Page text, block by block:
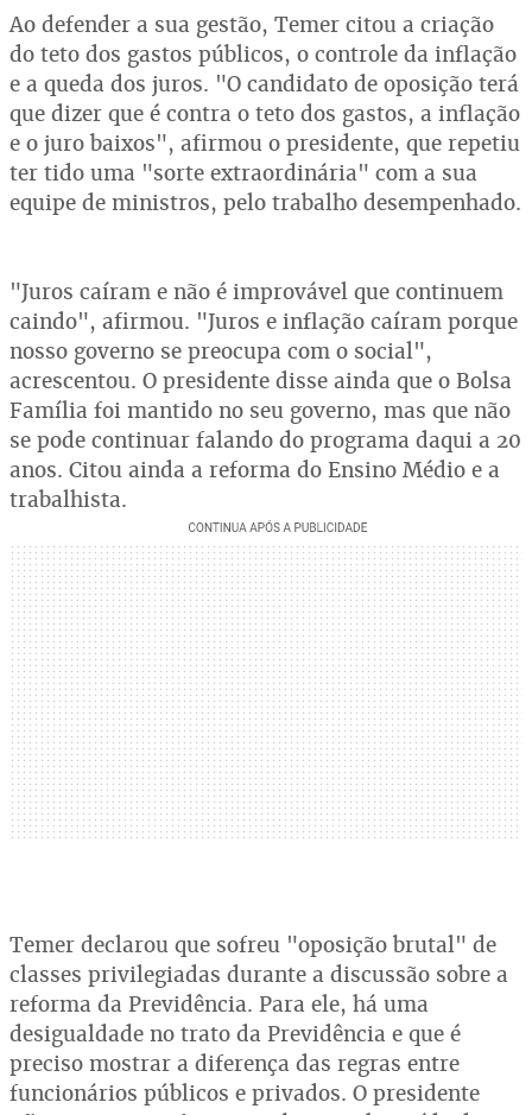
Ao defender a sua gestão, Temer citou a criação
do teto dos gastos públicos, o controle da inflação
e a queda dos juros. "O candidato de oposição terá
que dizer que é contra o teto dos gastos, a inflação
e o juro baixos", afirmou o presidente, que repetiu
ter tido uma "sorte extraordinária" com a sua
equipe de ministros, pelo trabalho desempenhado.
"Juros caíram e não é improvável que continuem
caindo", afirmou. "Juros e inflação caíram porque
nosso governo se preocupa com o social",
acrescentou. O presidente disse ainda que o Bolsa
Família foi mantido no seu governo, mas que não
se pode continuar falando do programa daqui a 20
anos. Citou ainda a reforma do Ensino Médio e a
trabalhista.
Temer declarou que sofreu "oposição brutal" de
classes privilegiadas durante a discussão sobre a
reforma da Previdência. Para ele, há uma
desigualdade no trato da Previdência e que é
preciso mostrar a diferença das regras entre
funcionários públicos e privados. O presidente